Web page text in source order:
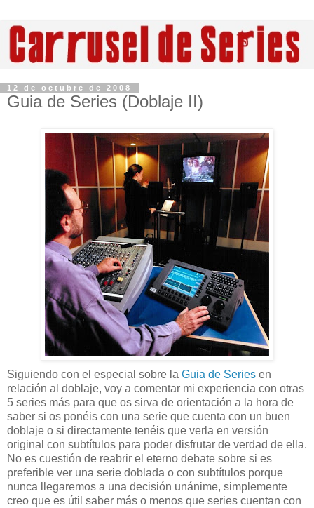
12 de octubre de 2008
Guia de Series (Doblaje II)
Siguiendo con el especial sobre la Guia de Series en
relación al doblaje, voy a comentar mi experiencia con otras
5 series más para que os sirva de orientación a la hora de
saber si os ponéis con una serie que cuenta con un buen
doblaje o si directamente tenéis que verla en versión
original con subtítulos para poder disfrutar de verdad de ella.
No es cuestión de reabrir el eterno debate sobre si es
preferible ver una serie doblada o con subtítulos porque
nunca llegaremos a una decisión unánime, simplemente
creo que es útil saber más o menos que series cuentan con